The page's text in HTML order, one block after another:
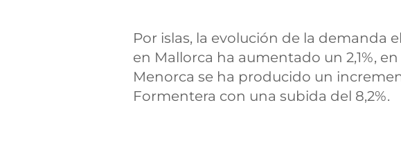
Por islas, la evolución de la demanda
en Mallorca ha aumentado un 2,1%, en
Menorca se ha producido un
Formentera con una subida del 8,2%.